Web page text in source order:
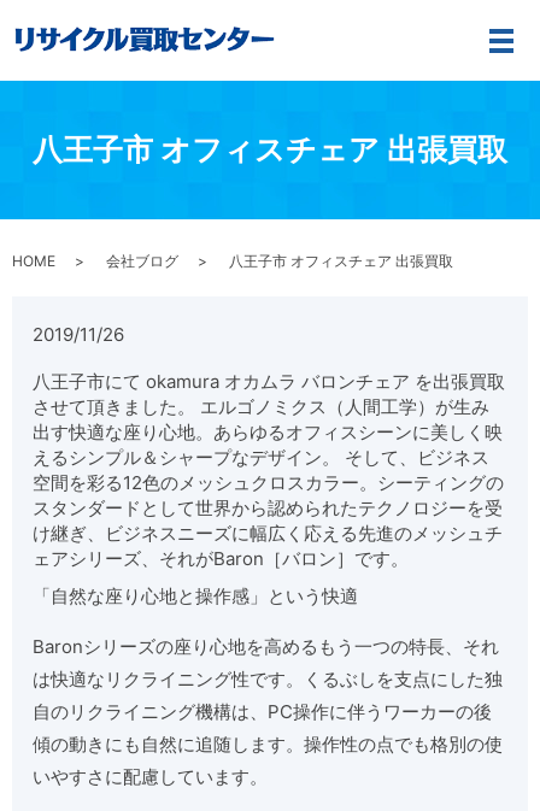
メ
八王子市 オフィスチェア 出張買取
HOME 会社ブログ 八王子市 オフィスチェア 出張買取
2019/11/26
八王子市にてokamura オカムラ バロンチェア を出張買取
させて頂きました。
エルゴノミクス（人間工学）が生み
出す快適な座り心地。あらゆるオフィスシーンに美しく映
えるシンプル＆シャープなデザイン。
そして、ビジネス
空間を彩る12色のメッシュクロスカラー。シーティングの
スタンダードとして世界から認められたテクノロジーを受
け継ぎ、ビジネスニーズに幅広く応える先進のメッシュチ
ェアシリーズ、それがBaron［バロン］です。
「自然な座り心地と操作感」という快適
Baronシリーズの座り心地を高めるもう一つの特長、それ
は快適なリクライニング性です。くるぶしを支点にした独
自のリクライニング機構は、PC操作に伴うワーカーの後
傾の動きにも自然に追随します。操作性の点でも格別の使
いやすさに配慮しています。